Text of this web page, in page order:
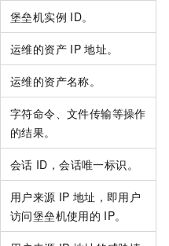
堡垒机实例 ID。
运维的资产 IP 地址。
运维的资产名称。
字符命令、文件传输等操作
的结果。
会话 ID，会话唯一标识。
用户来源 IP 地址，即用户
访问堡垒机使用的 IP。